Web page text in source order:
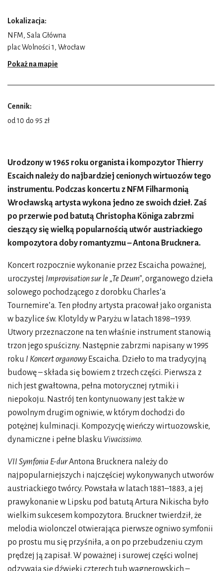
Lokalizacja:
NFM, Sala Główna
plac Wolności 1, Wrocław
Pokaż na mapie
Cennik:
od 10 do 95 zł
Urodzony w 1965 roku organista i kompozytor Thierry
Escaich należy do najbardziej cenionych wirtuozów tego
instrumentu. Podczas koncertu z NFM Filharmonią
Wrocławską artysta wykona jedno ze swoich dzieł. Zaś
po przerwie pod batutą Christopha Königa zabrzmi
cieszący się wielką popularnością utwór austriackiego
kompozytora doby romantyzmu – Antona Brucknera.
Koncert rozpocznie wykonanie przez Escaicha poważnej,
uroczystej Improvisation sur le „Te Deum”, organowego dzieła
solowego pochodzącego z dorobku Charles’a
Tournemire’a. Ten płodny artysta pracował jako organista
w bazylice św. Klotyldy w Paryżu w latach 1898–1939.
Utwory przeznaczone na ten właśnie instrument stanowią
trzon jego spuścizny. Następnie zabrzmi napisany w 1995
roku I Koncert organowyEscaicha. Dzieło to ma tradycyjną
budowę – składa się bowiem z trzech części. Pierwsza z
nich jest gwałtowna, pełna motorycznej rytmiki i
niepokoju. Nastrój ten kontynuowany jest także w
powolnym drugim ogniwie, w którym dochodzi do
potężnej kulminacji. Kompozycję wieńczy wirtuozowskie,
dynamiczne i pełne blasku Vivacissimo.
VII Symfonia E-durAntona Brucknera należy do
najpopularniejszych i najczęściej wykonywanych utworów
austriackiego twórcy. Powstała w latach 1881–1883, a jej
prawykonanie w Lipsku pod batutą Artura Nikischa było
wielkim sukcesem kompozytora. Bruckner twierdził, że
melodia wiolonczel otwierająca pierwsze ogniwo symfonii
po prostu mu się przyśniła, a on po przebudzeniu czym
prędzej ją zapisał. W poważnej i surowej części wolnej
odzywają się dźwięki czterech tub wagnerowskich –